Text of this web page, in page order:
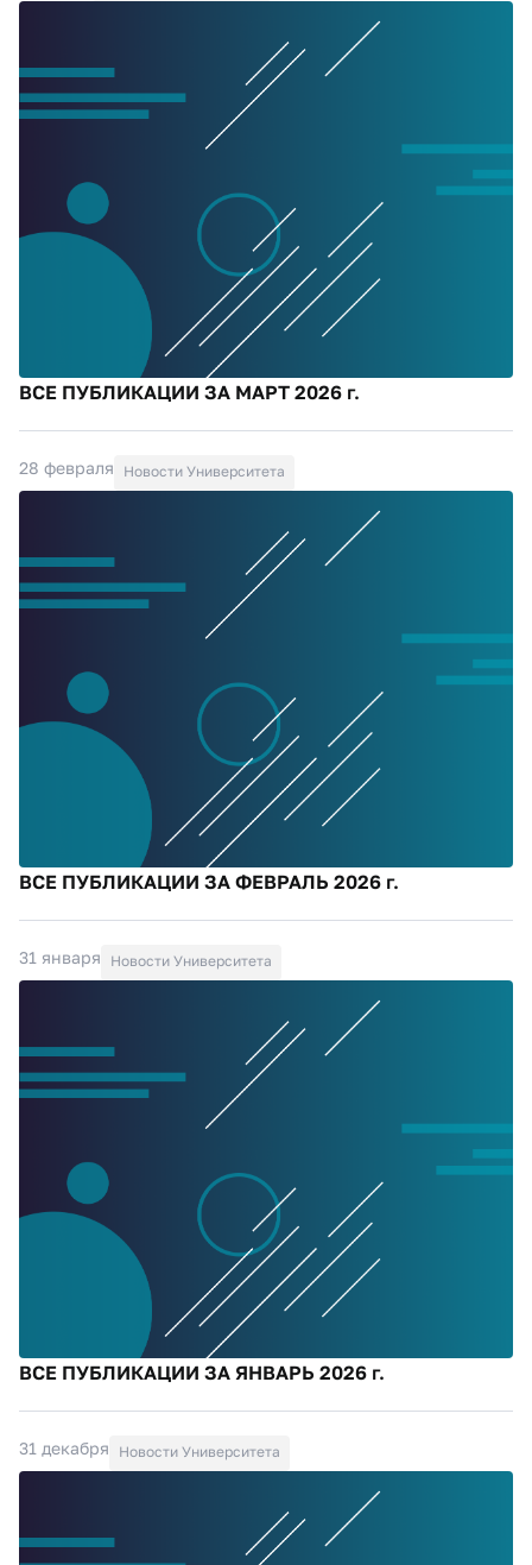
ВСЕ ПУБЛИКАЦИИ ЗА МАРТ 2026 г.
28 февраля Новости Университета
ВСЕ ПУБЛИКАЦИИ ЗА ФЕВРАЛЬ 2026 г.
31 января Новости Университета
ВСЕ ПУБЛИКАЦИИ ЗА ЯНВАРЬ 2026 г.
31 декабря Новости Университета